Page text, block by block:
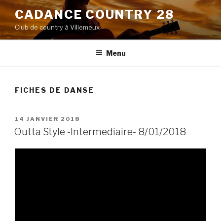
Aller
au
contenu
principal
CADANCE COUNTRY 28
Club de country à Villemeux
Menu
FICHES DE DANSE
PUBLIÉ
LE
14 JANVIER 2018
Outta Style -Intermediaire- 8/01/2018